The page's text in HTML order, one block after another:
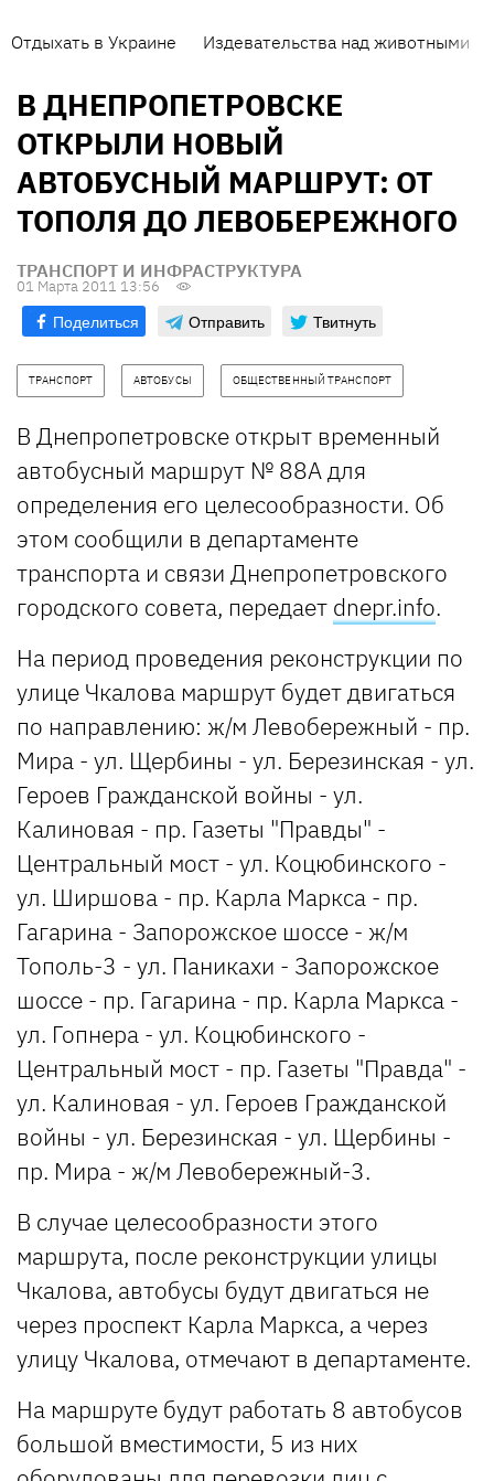
Отдыхать в Украине Издевательства над животными
В ДНЕПРОПЕТРОВСКЕ
ОТКРЫЛИ НОВЫЙ
АВТОБУСНЫЙ МАРШРУТ: ОТ
ТОПОЛЯ ДО ЛЕВОБЕРЕЖНОГО
ТРАНСПОРТ И ИНФРАСТРУКТУРА
01 Марта 2011 13:56
Поделиться Отправить Твитнуть
ТРАНСПОРТ АВТОБУСЫ ОБЩЕСТВЕННЫЙ ТРАНСПОРТ
В Днепропетровске открыт временный
автобусный маршрут № 88А для
определения его целесообразности. Об
этом сообщили в департаменте
транспорта и связи Днепропетровского
городского совета, передает dnepr.info.
На период проведения реконструкции по
улице Чкалова маршрут будет двигаться
по направлению: ж/м Левобережный - пр.
Мира - ул. Щербины - ул. Березинская - ул.
Героев Гражданской войны - ул.
Калиновая - пр. Газеты "Правды" -
Центральный мост - ул. Коцюбинского -
ул. Ширшова - пр. Карла Маркса - пр.
Гагарина - Запорожское шоссе - ж/м
Тополь-3 - ул. Паникахи - Запорожское
шоссе - пр. Гагарина - пр. Карла Маркса -
ул. Гопнера - ул. Коцюбинского -
Центральный мост - пр. Газеты "Правда" -
ул. Калиновая - ул. Героев Гражданской
войны - ул. Березинская - ул. Щербины -
пр. Мира - ж/м Левобережный-3.
В случае целесообразности этого
маршрута, после реконструкции улицы
Чкалова, автобусы будут двигаться не
через проспект Карла Маркса, а через
улицу Чкалова, отмечают в департаменте.
На маршруте будут работать 8 автобусов
большой вместимости, 5 из них